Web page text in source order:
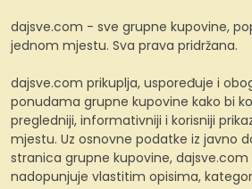
dajsve.com - sve grupne kupovine,
jednom mjestu. Sva prava pridržana.
dajsve.com prikuplja, uspoređuje i
ponudama grupne kupovine kako bi
pregledniji, informativniji i korisniji
mjestu. Uz osnovne podatke iz javno
stranica grupne kupovine,
nadopunjuje vlastitim opisima,